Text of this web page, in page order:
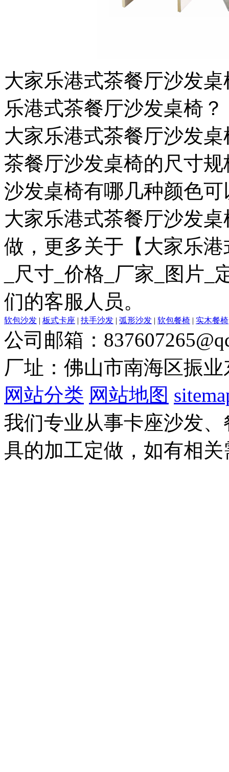
大家乐港式茶餐厅沙发
乐港式茶餐厅沙发桌椅？
大家乐港式茶餐厅沙发
茶餐厅沙发桌椅的尺寸
沙发桌椅有哪几种颜色
大家乐港式茶餐厅沙发
做，更多关于【大家乐
_尺寸_价格_厂家_图片
们的客服人员。
软包沙发 | 板式卡座 | 扶手沙发 | 弧形沙发 | 软包餐椅 | 实木餐椅
公司邮箱：
厂址：佛山市南海区振
网站分类 网站地图
我们专业从事卡座沙发
具的加工定做，如有相